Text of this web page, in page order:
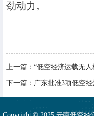
劲动力。
上一篇： “低空经济运载无
下一篇： 广东批准3项低空